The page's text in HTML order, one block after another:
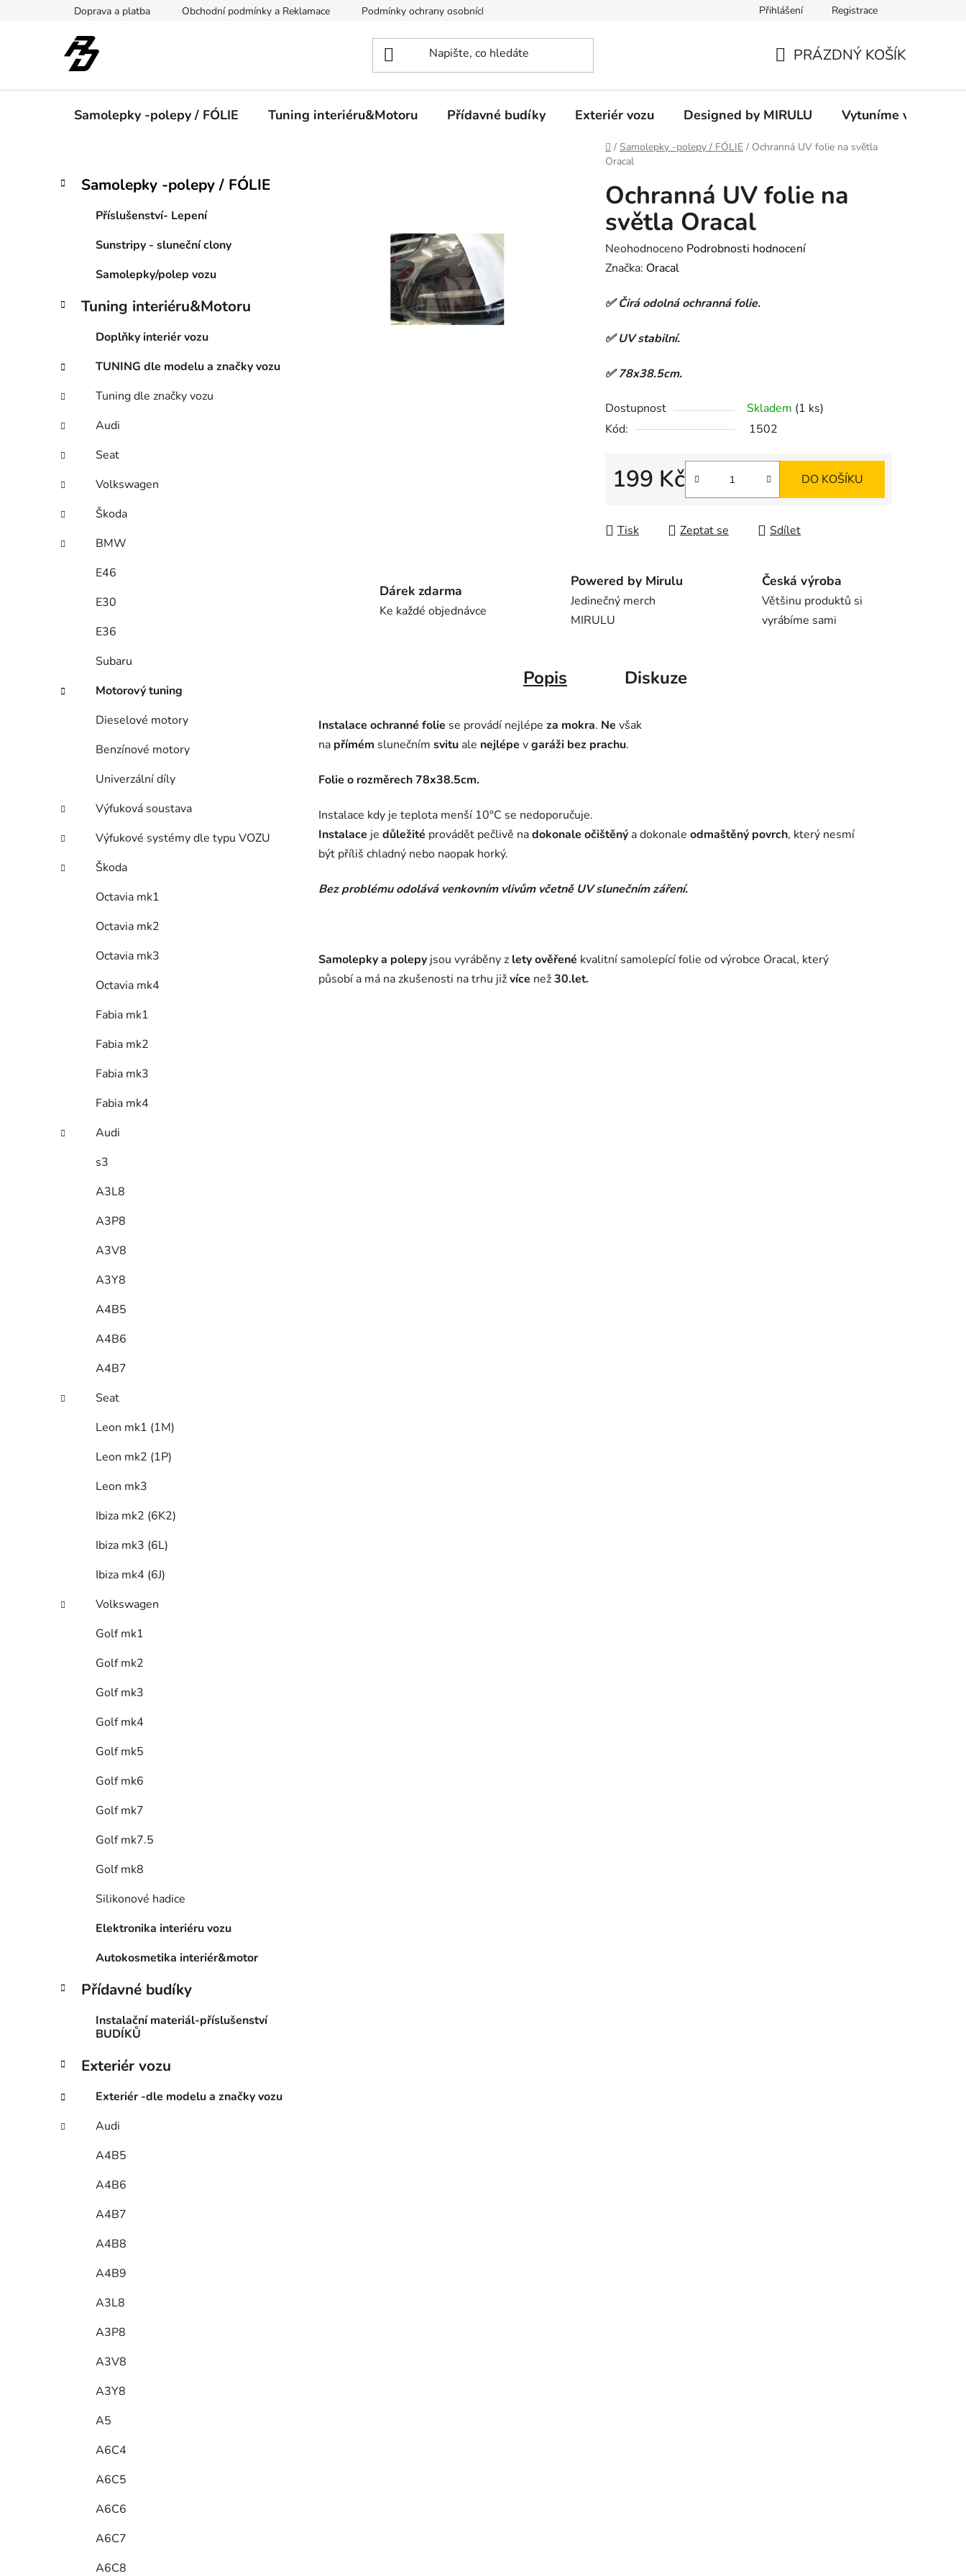
Doprava a platba Obchodní podmínky a Reklamace Podmínky ochrany osobních údajů Přihlášení Registrace
KOŠÍK
PRÁZDNÝ KOŠÍK
Samolepky -polepy / FÓLIE Tuning interiéru&Motoru Přídavné budíky Exteriér vozu Designed by MIRULU Vytuníme vám
Domů
/ Samolepky -polepy / FÓLIE / Ochranná UV folie na světla
Oracal
P
n
a
e
l
Přeskočit
kategorie
K
a
e
Samolepky -polepy / FÓLIE
Příslušenství- Lepení
Sunstripy - sluneční clony
Samolepky/polep vozu
Tuning interiéru&Motoru
Doplňky interiér vozu
TUNING dle modelu a značky vozu
Tuning dle značky vozu
Audi
Seat
Volkswagen
Škoda
BMW
E46
E30
E36
Subaru
Motorový tuning
Dieselové motory
Benzínové motory
Univerzální díly
Výfuková soustava
Výfukové systémy dle typu VOZU
Škoda
Octavia mk1
Octavia mk2
Octavia mk3
Octavia mk4
Fabia mk1
Fabia mk2
Fabia mk3
Fabia mk4
Audi
s3
A3L8
A3P8
A3V8
A3Y8
A4B5
A4B6
A4B7
Seat
Leon mk1 (1M)
Leon mk2 (1P)
Leon mk3
Ibiza mk2 (6K2)
Ibiza mk3 (6L)
Ibiza mk4 (6J)
Volkswagen
Golf mk1
Golf mk2
Golf mk3
Golf mk4
Golf mk5
Golf mk6
Golf mk7
Golf mk7.5
Golf mk8
Silikonové hadice
Elektronika interiéru vozu
Autokosmetika interiér&motor
Přídavné budíky
Instalační materiál-příslušenství
BUDÍKŮ
Exteriér vozu
Exteriér -dle modelu a značky vozu
Audi
A4B5
A4B6
A4B7
A4B8
A4B9
A3L8
A3P8
A3V8
A3Y8
A5
A6C4
A6C5
A6C6
A6C7
A6C8
Ochranná UV folie na
světla Oracal
Průměrné
hodnocení
je
z
Neohodnoceno Podrobnosti hodnocení
Značka: Oracal
✅ Čirá odolná ochranná folie.
✅ UV stabilní.
✅ 78x38.5cm.
Dostupnost Skladem (1 ks)
Kód:
1502
199 Kč DO KOŠÍKU
Tisk Zeptat se Sdílet
Dárek zdarma
Ke každé objednávce
Powered by Mirulu
Jedinečný merch
MIRULU
Česká výroba
Většinu produktů si
vyrábíme sami
Popis Diskuze
Instalace ochranné folie se provádí nejlépe za mokra. Ne však
na přímém slunečním svitu ale nejlépe vgaráži bez prachu.
Folie o rozměrech 78x38.5cm.
Instalace kdy je teplota menší 10°C se nedoporučuje.
Instalace je důležité provádět pečlivě nadokonale očištěný a dokonale odmaštěný povrch, který nesmí
být příliš chladný nebo naopak horký.
Bez problému odolává venkovním vlivům včetně UV slunečním záření.
Samolepky a polepy jsou vyráběny z lety ověřené kvalitní samolepící folie od výrobce Oracal, který
působí a má na zkušenosti na trhu jižvíce než30.let.